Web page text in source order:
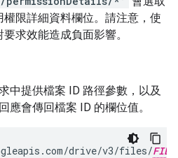
限詳細資料欄位。請注意，使
求效能造成負面影響。
中提供檔案 ID 路徑參數，以及
應會傳回檔案 ID 的欄位值。
drive/v3/files/